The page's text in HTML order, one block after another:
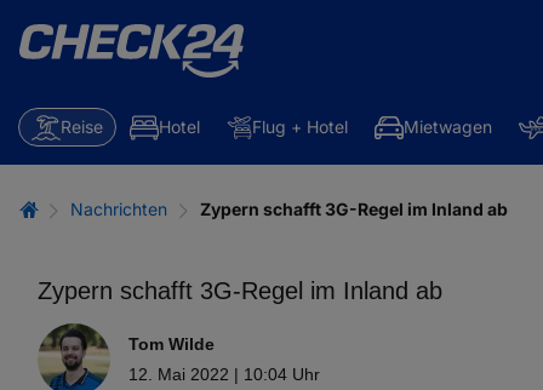
Reise Hotel Flug + Hotel Mietwagen
Nachrichten Zypern schafft 3G-Regel im Inland ab
Zypern schafft 3G-Regel im Inland ab
Tom Wilde
12. Mai 2022 | 10:04 Uhr